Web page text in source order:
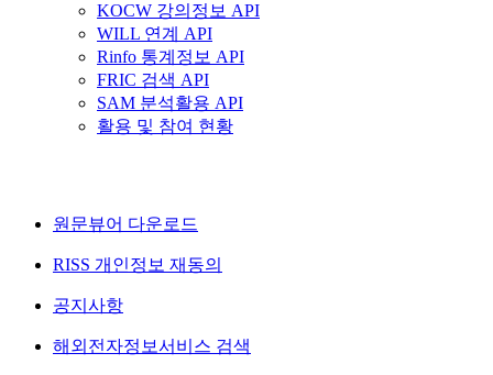
KOCW 강의정보 API
WILL 연계 API
Rinfo 통계정보 API
FRIC 검색 API
SAM 분석활용 API
활용 및 참여 현황
원문뷰어 다운로드
RISS 개인정보 재동의
공지사항
해외전자정보서비스 검색